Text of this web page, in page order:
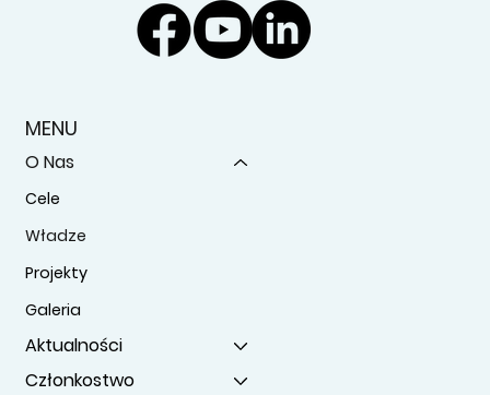
MENU
O Nas
Cele
Władze
Projekty
Galeria
Aktualności
Członkostwo